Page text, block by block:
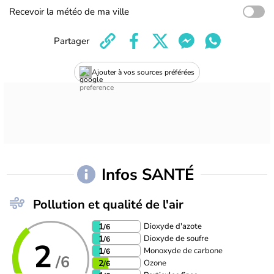
Recevoir la météo de ma ville
Ajouter à vos sources préférées
Partager
Infos SANTÉ
Pollution et qualité de l'air
2 /6
1/6 Dioxyde d'azote
1/6 Dioxyde de soufre
1/6 Monoxyde de carbone
2/6 Ozone